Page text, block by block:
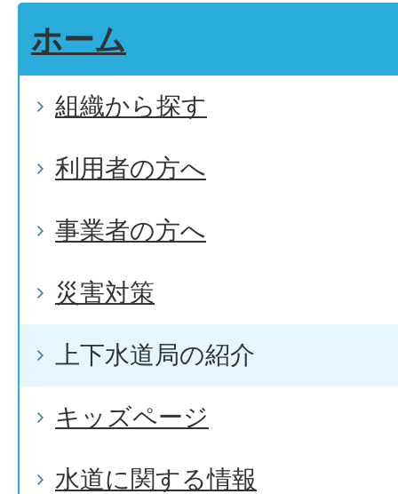
ホーム
組織から探す
利用者の方へ
事業者の方へ
災害対策
上下水道局の紹介
キッズページ
水道に関する情報